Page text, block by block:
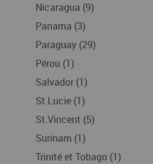
Nicaragua (9)
Panama (3)
Paraguay (29)
Pérou (1)
Salvador (1)
St.Lucie (1)
St.Vincent (5)
Surinam (1)
Trinité et Tobago (1)